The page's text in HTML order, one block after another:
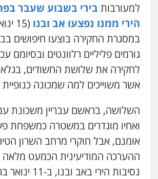
עו"ד שאדי כבהא
פלילי עורכי דין לענייני אסירים
0525556970
משרד עורכי דין חן ברוך
פלילי דיני תעבורה מעצרים
עו"ד קארין לגטיוי
פלילי פשיעה חמורה
0507446995
למעורבות בירי בשבוע שעבר
הירי ממנו נפצעו אב ובנו (15 ינואר).
במסגרת החקירה בוצעו חיפושים
גורמים פליליים רלוונטים ובסיומם
אשר משוייכים למה שמכונה
השלושה, בראשם עבריין משכונת
ואחיו מוגדרים במשטרה כמשפחת
אומנם, אבל חוקרי מרחב השרון
ההערכה המודיעינית הכמעט
נסיבות הירי באב